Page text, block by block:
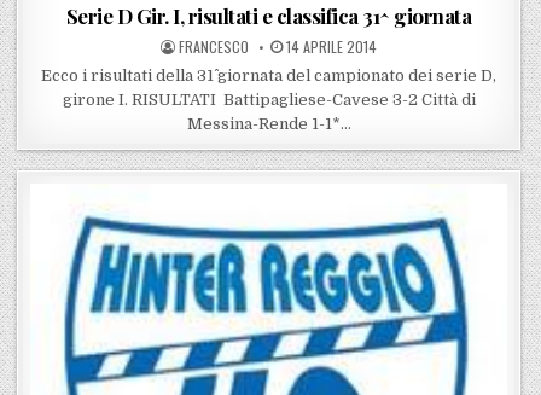
Serie D Gir. I, risultati e classifica 31^ giornata
POSTED BY
FRANCESCO POSTED ON
14 APRILE 2014
Ecco i risultati della 31^ giornata del campionato dei serie D,
girone I. RISULTATI Battipagliese-Cavese 3-2 Città di
Messina-Rende 1-1*…